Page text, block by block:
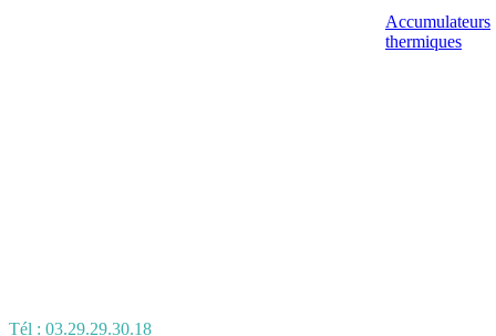
Accumulateurs
thermiques
Tél : 03.29.29.30.18